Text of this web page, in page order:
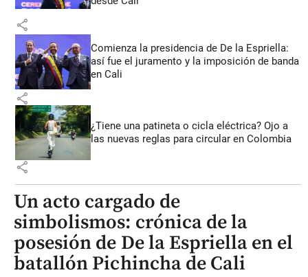
share
Comienza la presidencia de De la Espriella:
así fue el juramento y la imposición de banda
en Cali
share
¿Tiene una patineta o cicla eléctrica? Ojo a
las nuevas reglas para circular en Colombia
share
Un acto cargado de
simbolismos: crónica de la
posesión de De la Espriella en el
batallón Pichincha de Cali